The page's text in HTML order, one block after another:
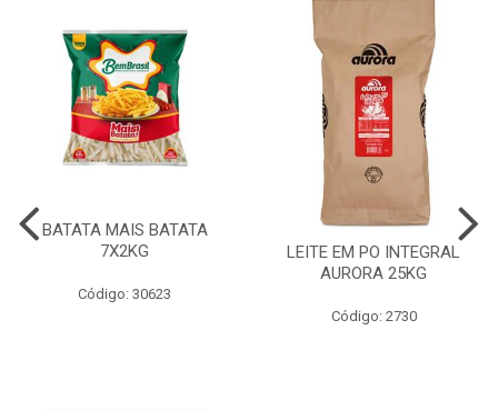
BATATA MAIS BATATA
7X2KG
Código: 30623
LEITE EM PO INTEGRAL
AURORA 25KG
Código: 2730